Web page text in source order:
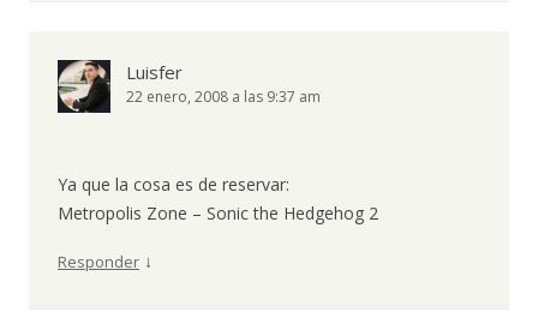
Luisfer
22 enero, 2008 a las 9:37 am
Ya que la cosa es de reservar:
Metropolis Zone – Sonic the Hedgehog 2
Responder ↓